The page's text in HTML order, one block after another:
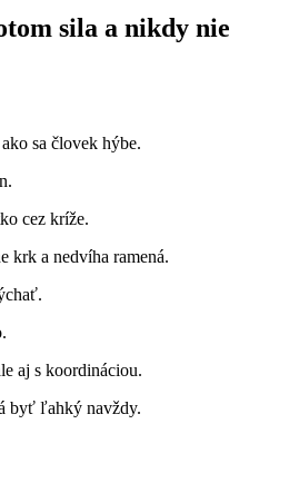
sila a nikdy nie
sa človek hýbe.
cez kríže.
krk a nedvíha ramená.
aj s koordináciou.
byť ľahký navždy.